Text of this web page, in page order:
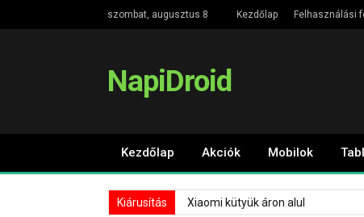
szombat, augusztus 8 Kezdőlap Felhasználási
NapiDroid
Kezdőlap Akciók Mobilok
Kiárusítás Xiaomi kütyük áron alul